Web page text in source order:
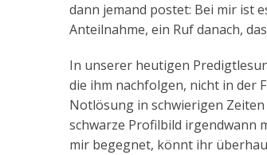
dann jemand postet: Bei mir ist
Anteilnahme, ein Ruf danach,
In unserer heutigen
die ihm nachfolgen, nicht in der
Notlösung in schwierigen
schwarze Profilbild irgendwann
mir begegnet, könnt ihr